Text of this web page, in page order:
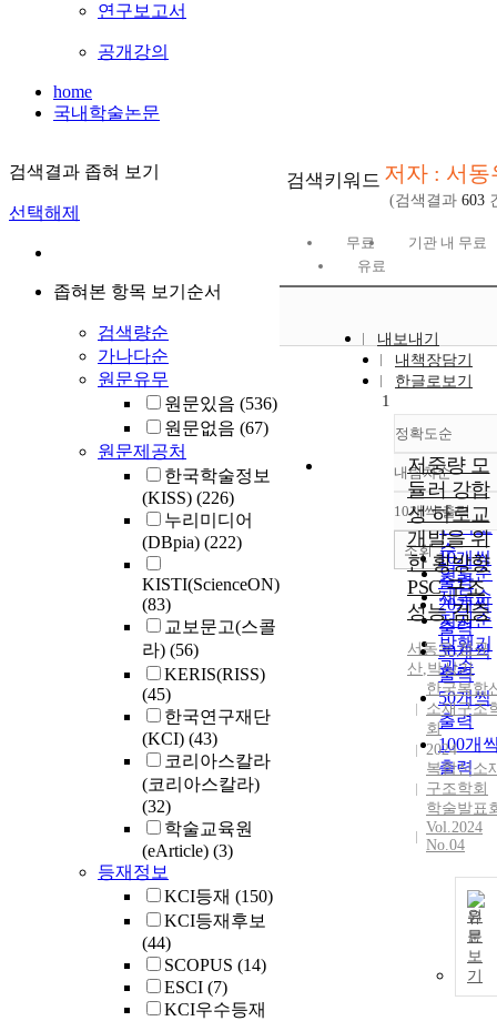
연구보고서
공개강의
home
국내학술논문
검색결과 좁혀 보기
선택해제
좁혀본 항목 보기순서
검색량순
가나다순
원문유무
원문있음 (536)
원문없음 (67)
원문제공처
한국학술정보
(KISS) (226)
누리미디어
(DBpia) (222)
KISTI(ScienceON)
(83)
교보문고(스콜
라) (56)
KERIS(RISS)
(45)
한국연구재단
(KCI) (43)
코리아스칼라
(코리아스칼라)
(32)
학술교육원
(eArticle) (3)
등재정보
KCI등재 (150)
KCI등재후보
(44)
SCOPUS (14)
ESCI (7)
KCI우수등재
검색키워드 저자 : 서동
(검색결과 603
무료
기관 내 무료
유료
내보내기
내책장담기
한글로보기
정확도순
정확도
순
인기도
순
연도순
제목순
저자순
발행기
관순
내림차순
내림차
10개씩 출력
10개씩
출력
20개씩
출력
30개씩
출력
50개씩
출력
100개
출력
조회
1
저중량 모
듈러 강합
성 하로교
개발을 위
한 횡방향
PSC 구조
성능 검증
서동우,정규
산,박상기
한국복합
소재구조
회
2024
복합신소
구조학회
학술발표
Vol.2024
No.04
원
문
보
기